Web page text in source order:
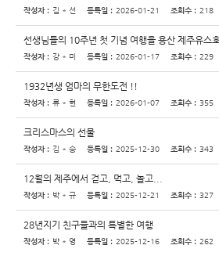
작성자 : 김 * 선 등록일 : 2026-01-21 조회수 : 218
선생님들의 10주년 첫 기념 여행을 용산 제주유스
작성자 : 강 * 미 등록일 : 2026-01-17 조회수 : 229
1932년생 엄마의 무한도전 !!
작성자 : 류 * 현 등록일 : 2026-01-07 조회수 : 355
크리스마스의 선물
작성자 : 김 * 승 등록일 : 2025-12-30 조회수 : 343
12월의 제주에서 걷고, 먹고, 놀고...
작성자 : 박 * 규 등록일 : 2025-12-21 조회수 : 327
28년지기 친구들과의 특별한 여행
작성자 : 박 * 영 등록일 : 2025-12-16 조회수 : 262